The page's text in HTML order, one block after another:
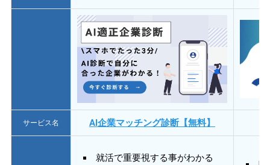
サービス名 AI企業マッチング診断【無料】
就活で重要視する事がわかる